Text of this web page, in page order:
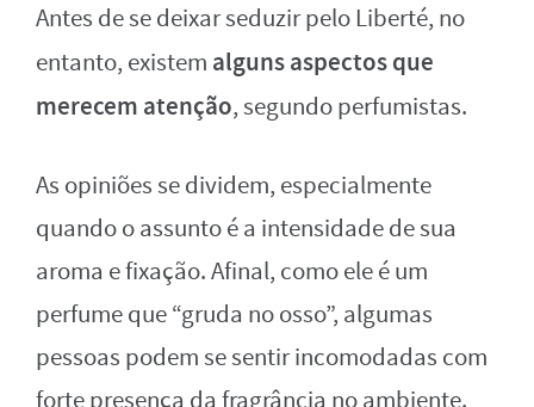
Antes de se deixar seduzir pelo Liberté, no
entanto, existem alguns aspectos que
merecem atenção, segundo perfumistas.
As opiniões se dividem, especialmente
quando o assunto é a intensidade de sua
aroma e fixação. Afinal, como ele é um
perfume que “gruda no osso”, algumas
pessoas podem se sentir incomodadas com
forte presença da fragrância no ambiente.